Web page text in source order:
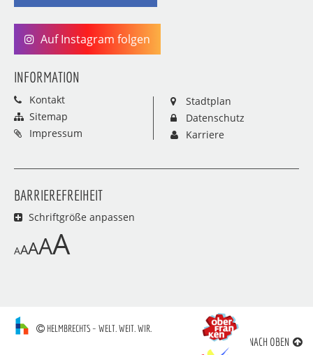
Auf Instagram folgen
INFORMATION
Kontakt
Sitemap
Impressum
Stadtplan
Datenschutz
Karriere
BARRIEREFREIHEIT
Schriftgröße anpassen
AAAAA
HELMBRECHTS – WELT. WEIT. WIR.
NACH OBEN